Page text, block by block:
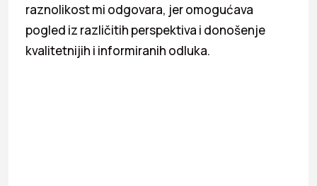
raznolikost mi odgovara, jer omogućava
pogled iz različitih perspektiva i donošenje
kvalitetnijih i informiranih odluka.